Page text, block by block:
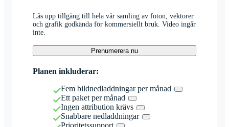
Lås upp tillgång till hela vår samling av foton, vektorer
och grafik godkända för kommersiellt bruk. Video ingår
inte.
Prenumerera nu
Planen inkluderar:
Fem bildnedladdningar per månad
Ett paket per månad
Ingen attribution krävs
Snabbare nedladdningar
Prioritetssupport